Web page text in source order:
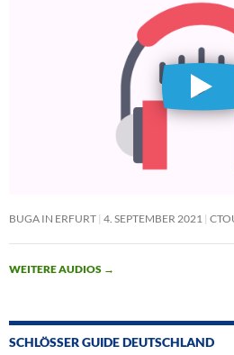
BUGA IN ERFURT 4. SEPTEMBER 2021
WEITERE AUDIOS →
SCHLÖSSER GUIDE DEUTSCHLAND